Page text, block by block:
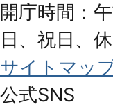
開庁時間：
日、祝日、
サイトマッ
公式SNS